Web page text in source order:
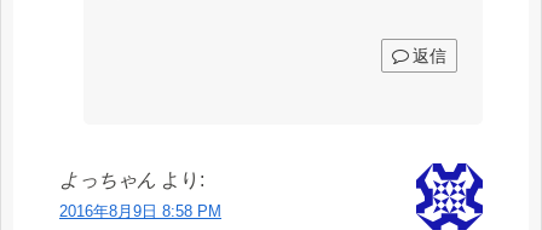
返信
よっちゃん より:
2016年8月9日 8:58 PM